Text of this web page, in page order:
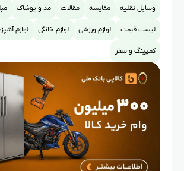
وسایل نقلیه مقایسه مقالات مد و پوشاک
لیست قیمت لوازم ورزشی لوازم خانگی لوازم
کمپینگ و سفر